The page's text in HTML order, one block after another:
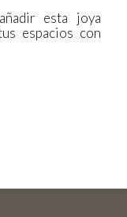
esta joya
espacios con